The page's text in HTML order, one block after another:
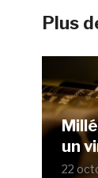
Plus
un
22